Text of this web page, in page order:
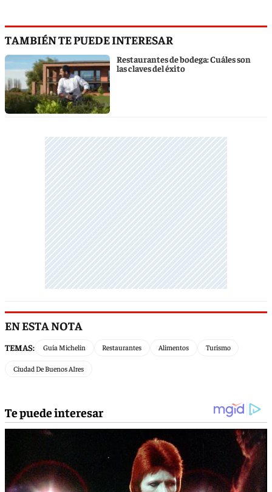
TAMBIÉN TE PUEDE INTERESAR
Restaurantes de bodega: Cuáles son
las claves del éxito
EN ESTA NOTA
TEMAS: Guía Michelin Restaurantes Alimentos Turismo
Ciudad De Buenos AIres